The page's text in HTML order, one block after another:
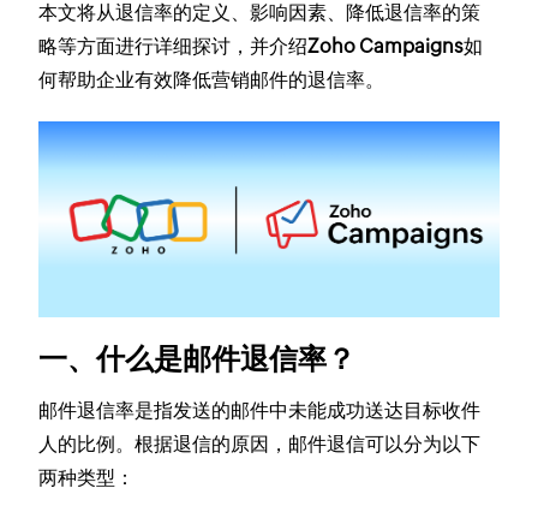
本文将从退信率的定义、影响因素、降低退信率的策
略等方面进行详细探讨，并介绍Zoho Campaigns如
何帮助企业有效降低营销邮件的退信率。
一、什么是邮件退信率？
邮件退信率是指发送的邮件中未能成功送达目标收件
人的比例。根据退信的原因，邮件退信可以分为以下
两种类型：